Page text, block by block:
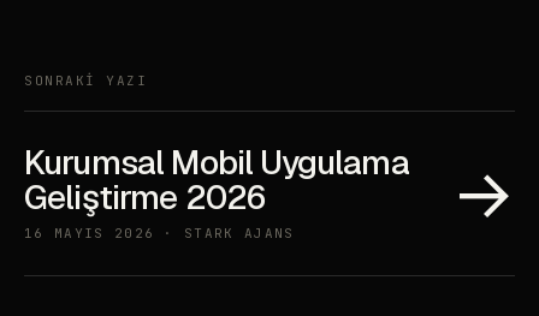
SONRAKİ YAZI
Kurumsal Mobil Uygulama
Geliştirme 2026
16 MAYIS 2026 · STARK AJANS →